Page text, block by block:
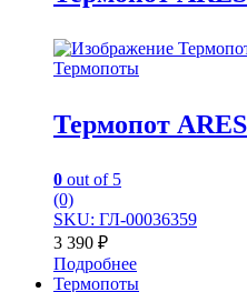
Термопоты
Термопот
0 out of 5
(0)
SKU: ГЛ-00036359
3 390 ₽
Подробнее
Термопоты